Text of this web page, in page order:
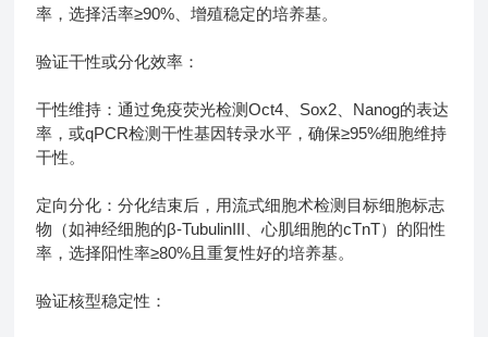
率，选择活率≥90%、增殖稳定的培养基。
验证干性或分化效率：
干性维持：通过免疫荧光检测Oct4、Sox2、Nanog的表达
率，或qPCR检测干性基因转录水平，确保≥95%细胞维持
干性。
定向分化：分化结束后，用流式细胞术检测目标细胞标志
物（如神经细胞的β-TubulinIII、心肌细胞的cTnT）的阳性
率，选择阳性率≥80%且重复性好的培养基。
验证核型稳定性：